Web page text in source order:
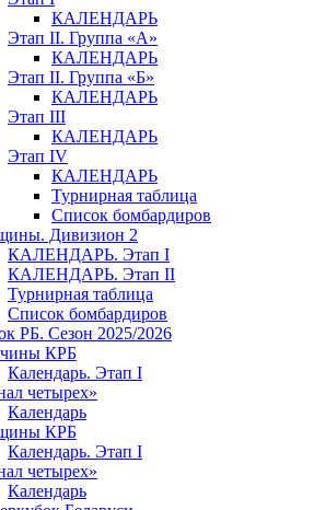
КАЛЕНДАРЬ
Этап II. Группа «А»
КАЛЕНДАРЬ
Этап II. Группа «Б»
КАЛЕНДАРЬ
Этап III
КАЛЕНДАРЬ
Этап IV
КАЛЕНДАРЬ
Турнирная таблица
Список бомбардиров
Дивизион 2
КАЛЕНДАРЬ. Этап I
КАЛЕНДАРЬ. Этап II
Турнирная таблица
Список бомбардиров
РБ. Сезон 2025/2026
КРБ
Календарь. Этап I
четырех»
Календарь
КРБ
Календарь. Этап I
четырех»
Календарь